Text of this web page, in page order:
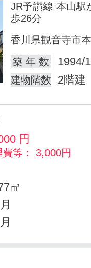
JR予讃線 本山駅
歩26分
香川県観音寺市
築 年 数
1994/
建物階数 2階建
円
費等： 3,000円
㎡